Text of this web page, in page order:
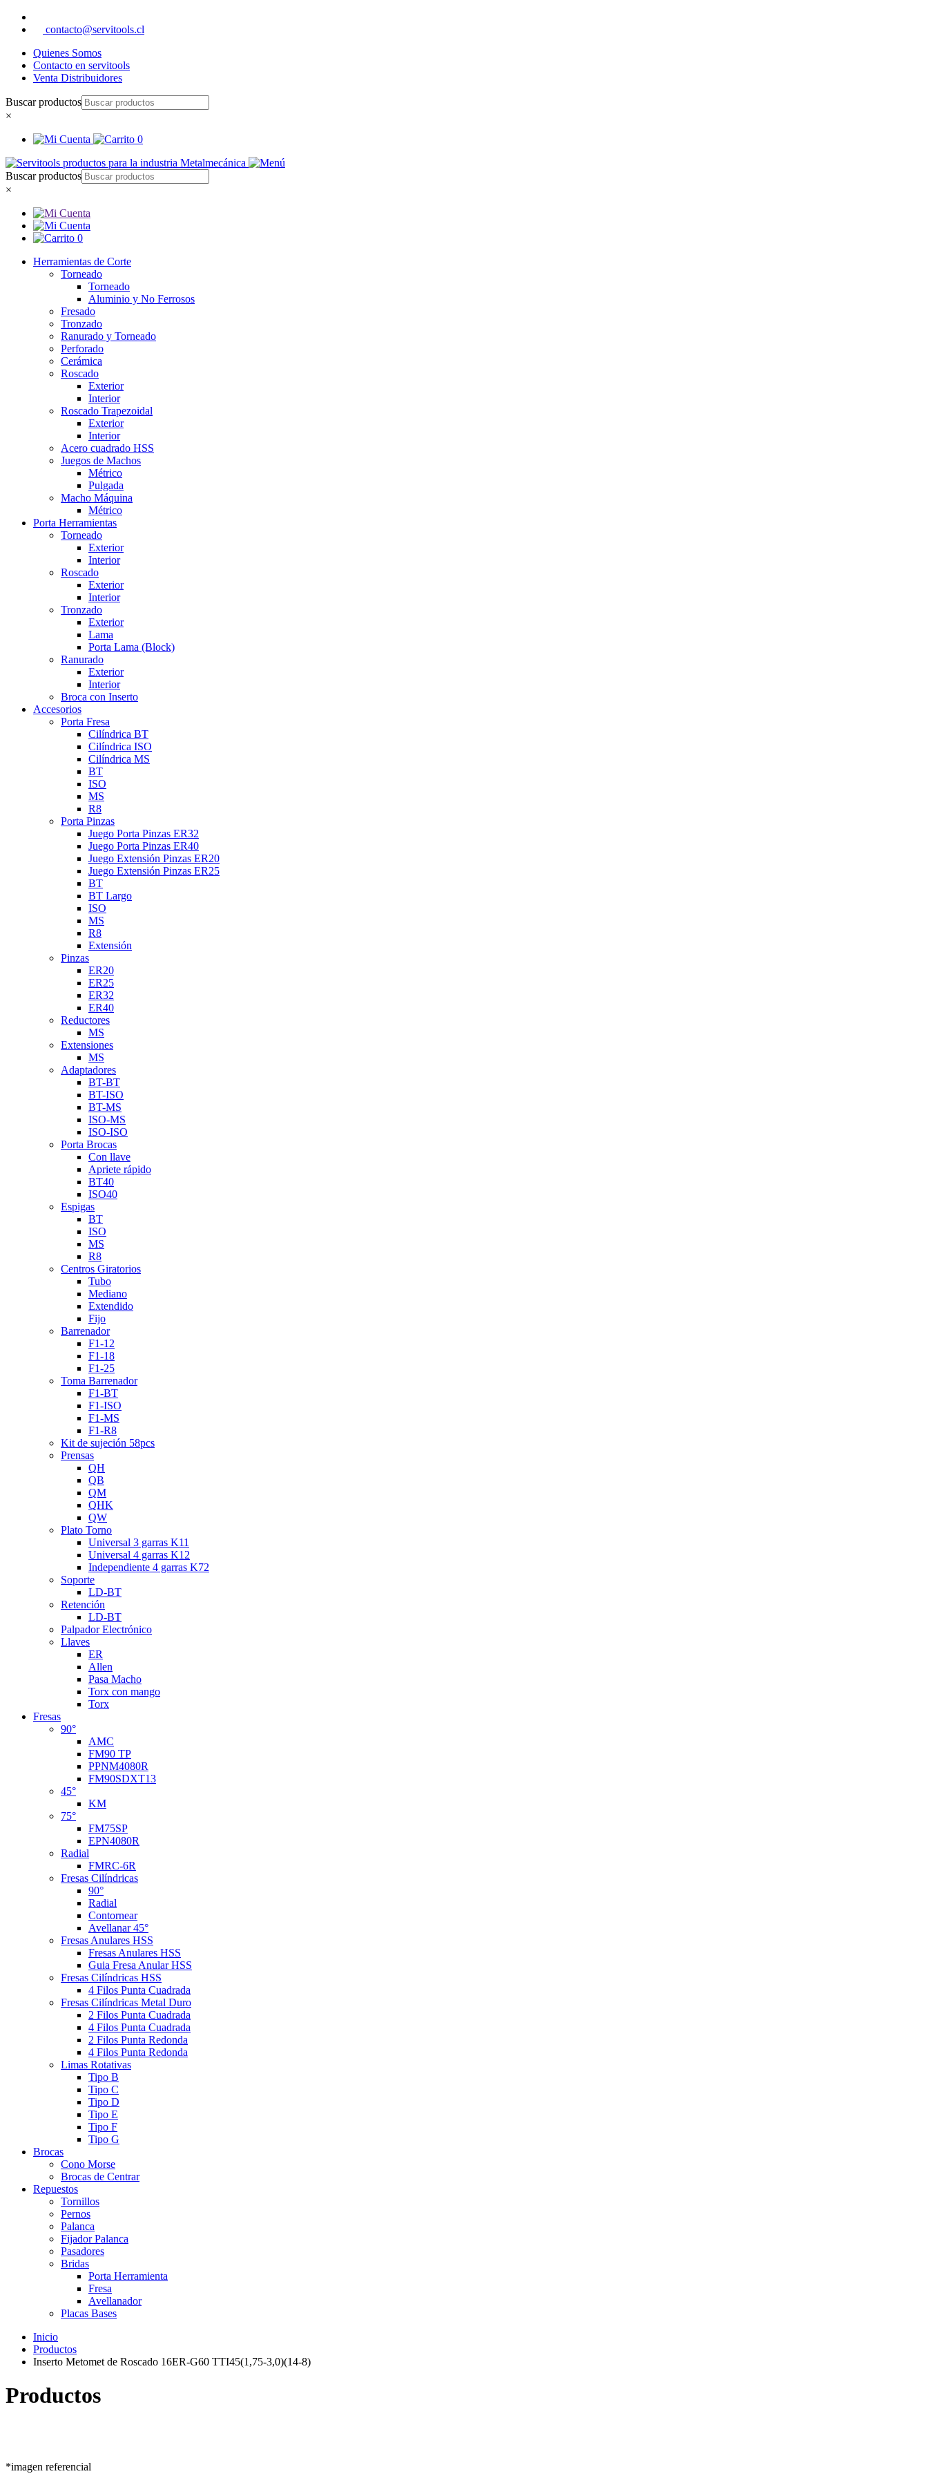
contacto@servitools.cl
Quienes Somos
Contacto en servitools
Venta Distribuidores
Buscar productos
×
0
Buscar productos
×
0
Herramientas de Corte
Torneado
Torneado
Aluminio y No Ferrosos
Fresado
Tronzado
Ranurado y Torneado
Perforado
Cerámica
Roscado
Exterior
Interior
Roscado Trapezoidal
Exterior
Interior
Acero cuadrado HSS
Juegos de Machos
Métrico
Pulgada
Macho Máquina
Métrico
Porta Herramientas
Torneado
Exterior
Interior
Roscado
Exterior
Interior
Tronzado
Exterior
Lama
Porta Lama (Block)
Ranurado
Exterior
Interior
Broca con Inserto
Accesorios
Porta Fresa
Cilíndrica BT
Cilíndrica ISO
Cilíndrica MS
BT
ISO
MS
R8
Porta Pinzas
Juego Porta Pinzas ER32
Juego Porta Pinzas ER40
Juego Extensión Pinzas ER20
Juego Extensión Pinzas ER25
BT
BT Largo
ISO
MS
R8
Extensión
Pinzas
ER20
ER25
ER32
ER40
Reductores
MS
Extensiones
MS
Adaptadores
BT-BT
BT-ISO
BT-MS
ISO-MS
ISO-ISO
Porta Brocas
Con llave
Apriete rápido
BT40
ISO40
Espigas
BT
ISO
MS
R8
Centros Giratorios
Tubo
Mediano
Extendido
Fijo
Barrenador
F1-12
F1-18
F1-25
Toma Barrenador
F1-BT
F1-ISO
F1-MS
F1-R8
Kit de sujeción 58pcs
Prensas
QH
QB
QM
QHK
QW
Plato Torno
Universal 3 garras K11
Universal 4 garras K12
Independiente 4 garras K72
Soporte
LD-BT
Retención
LD-BT
Palpador Electrónico
Llaves
ER
Allen
Pasa Macho
Torx con mango
Torx
Fresas
90°
AMC
FM90 TP
PPNM4080R
FM90SDXT13
45°
KM
75°
FM75SP
EPN4080R
Radial
FMRC-6R
Fresas Cilíndricas
90°
Radial
Contornear
Avellanar 45°
Fresas Anulares HSS
Fresas Anulares HSS
Guia Fresa Anular HSS
Fresas Cilíndricas HSS
4 Filos Punta Cuadrada
Fresas Cilíndricas Metal Duro
2 Filos Punta Cuadrada
4 Filos Punta Cuadrada
2 Filos Punta Redonda
4 Filos Punta Redonda
Limas Rotativas
Tipo B
Tipo C
Tipo D
Tipo E
Tipo F
Tipo G
Brocas
Cono Morse
Brocas de Centrar
Repuestos
Tornillos
Pernos
Palanca
Fijador Palanca
Pasadores
Bridas
Porta Herramienta
Fresa
Avellanador
Placas Bases
Inicio
Productos
Inserto Metomet de Roscado 16ER-G60 TTI45(1,75-3,0)(14-8)
Productos
*imagen referencial